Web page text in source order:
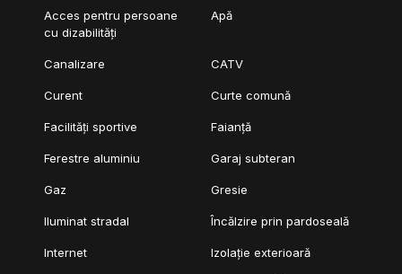
Acces pentru persoane
cu dizabilități
Apă
Canalizare CATV
Curent Curte comună
Facilități sportive Faianță
Ferestre aluminiu Garaj subteran
Gaz Gresie
Iluminat stradal Încălzire prin pardoseală
Internet Izolație exterioară